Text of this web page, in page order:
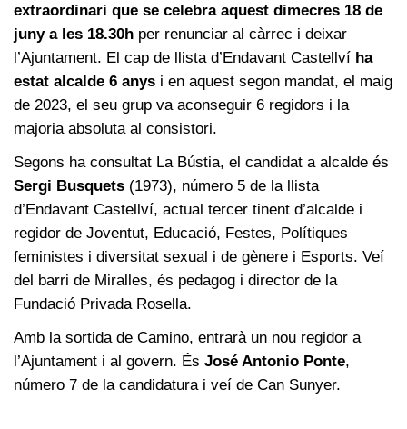
extraordinari que se celebra aquest dimecres 18 de
juny a les 18.30h per renunciar al càrrec i deixar
l’Ajuntament. El cap de llista d’Endavant Castellví ha
estat alcalde 6 anys i en aquest segon mandat, el maig
de 2023, el seu grup va aconseguir 6 regidors i la
majoria absoluta al consistori.
Segons ha consultat La Bústia, el candidat a alcalde és
Sergi Busquets (1973), número 5 de la llista
d’Endavant Castellví, actual tercer tinent d’alcalde i
regidor de Joventut, Educació, Festes, Polítiques
feministes i diversitat sexual i de gènere i Esports. Veí
del barri de Miralles, és pedagog i director de la
Fundació Privada Rosella.
Amb la sortida de Camino, entrarà un nou regidor a
l’Ajuntament i al govern. És José Antonio Ponte,
número 7 de la candidatura i veí de Can Sunyer.